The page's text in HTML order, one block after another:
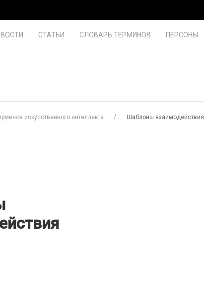
СТАТЬИ СЛОВАРЬ ТЕРМИНОВ ПЕРСОНЫ
искусственного интеллекта Шаблоны взаимодействия